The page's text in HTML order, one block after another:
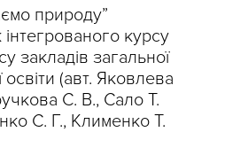
природу”
інтегрованого курсу
закладів загальної
освіти (авт. Яковлева
С. В., Сало Т.
С. Г., Клименко Т.